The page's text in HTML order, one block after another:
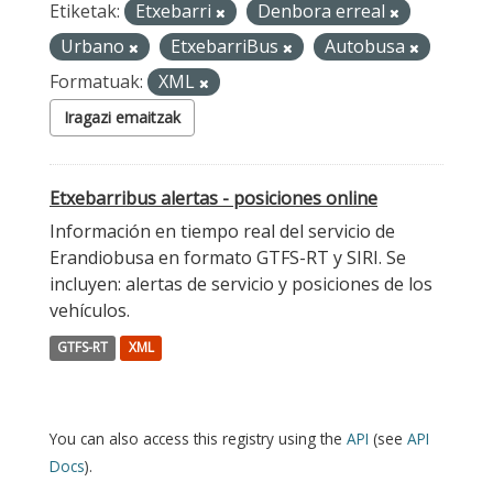
Etiketak: Etxebarri
Denbora erreal
Urbano
EtxebarriBus
Autobusa
Formatuak:
XML
Iragazi emaitzak
Etxebarribus alertas - posiciones online
Información en tiempo real del servicio de
Erandiobusa en formato GTFS-RT y SIRI. Se
incluyen: alertas de servicio y posiciones de los
vehículos.
GTFS-RT XML
You can also access this registry using the API (see API
Docs).